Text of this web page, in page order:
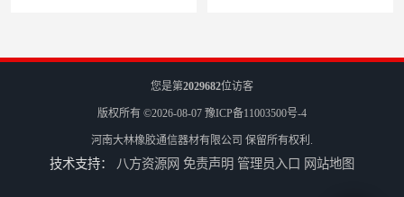
您是第2029682位访客
版权所有 ©2026-08-07 豫ICP备11003500号-4
河南大林橡胶通信器材有限公司 保留所有权利.
技术支持： 八方资源网 免责声明 管理员入口 网站地图